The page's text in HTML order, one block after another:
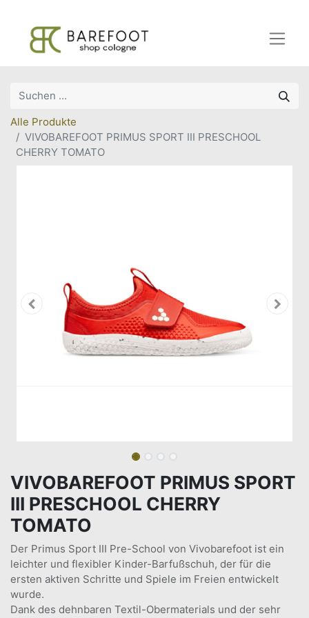
Alle Produkte
VIVOBAREFOOT PRIMUS SPORT III PRESCHOOL
CHERRY TOMATO
VIVOBAREFOOT PRIMUS SPORT
III PRESCHOOL CHERRY
TOMATO
Der Primus Sport III Pre-School von Vivobarefoot ist ein
leichter und flexibler Kinder-Barfußschuh, der für die
ersten aktiven Schritte und Spiele im Freien entwickelt
wurde.
Dank des dehnbaren Textil-Obermaterials und der sehr